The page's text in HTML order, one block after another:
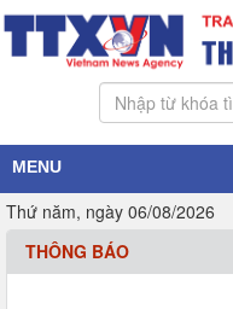
MENU
Thứ năm, ngày 06/08/2026
THÔNG BÁO